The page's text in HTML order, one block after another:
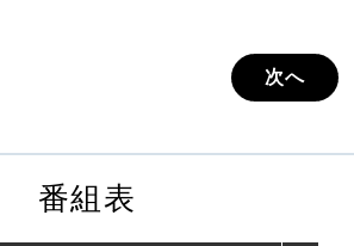
次へ
番組表